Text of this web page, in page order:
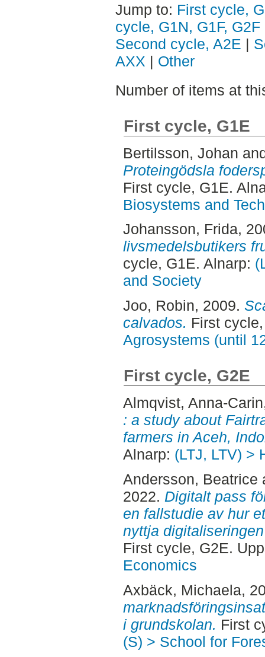
Jump to: First cycle,
cycle, G1N, G1F, G2F
Second cycle, A2E |
AXX | Other
Number of items at
First cycle, G1E
Bertilsson, Johan
Proteingödsla
First cycle, G1E.
Biosystems and
Johansson, Frida,
livsmedelsbutikers
cycle, G1E. Alnarp:
and Society
Joo, Robin, 2009.
calvados. First
Agrosystems (until
First cycle, G2E
Almqvist, Anna-Carin
: a study about
farmers in Aceh,
Alnarp: (LTJ, LTV) >
Andersson, Beatrice
2022. Digitalt pass
en fallstudie av hur
nyttja
First cycle, G2E.
Economics
Axbäck, Michaela,
i grundskolan. First
(S) > School for